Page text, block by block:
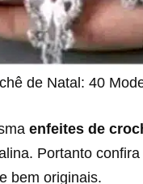
de Natal: 40
enfeites de
Portanto
bem originais.